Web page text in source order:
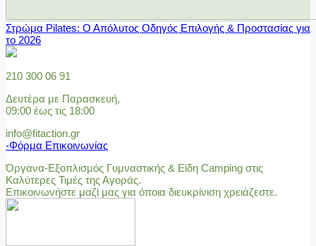
Στρώμα Pilates: Ο Απόλυτος Οδηγός Επιλογής & Προστασίας για
το 2026
210 300 06 91
Δευτέρα με Παρασκευή,
09:00 έως τις 18:00
info@fitaction.gr
-Φόρμα Επικοινωνίας
Όργανα-Εξοπλισμός Γυμναστικής & Είδη Camping στις
Καλύτερες Τιμές της Αγοράς.
Επικοινωνήστε μαζί μας για όποια διευκρίνιση χρειάζεστε.